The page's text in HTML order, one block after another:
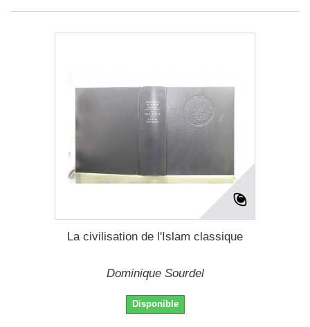
La civilisation de l'Islam classique
Dominique Sourdel
Disponible